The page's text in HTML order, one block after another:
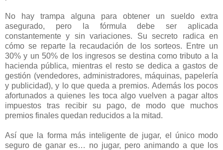
No hay trampa alguna para obtener un sueldo extra
asegurado, pero la fórmula debe ser aplicada
constantemente y sin variaciones. Su secreto radica en
cómo se reparte la recaudación de los sorteos. Entre un
30% y un 50% de los ingresos se destina como tributo a la
hacienda pública, mientras el resto se dedica a gastos de
gestión (vendedores, administradores, máquinas, papelería
y publicidad), y lo que queda a premios. Además los pocos
afortunados a quienes les toca algo vuelven a pagar altos
impuestos tras recibir su pago, de modo que muchos
premios finales quedan reducidos a la mitad.
Así que la forma más inteligente de jugar, el único modo
seguro de ganar es… no jugar, pero animando a que los